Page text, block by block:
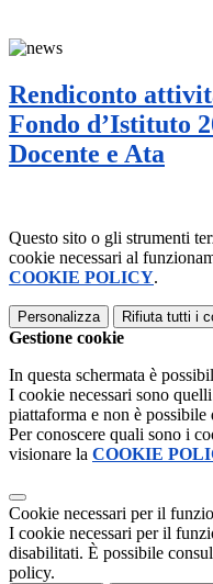
Rendiconto
Fondo d’Istituto
Docente e Ata
Questo sito o gli strumenti
cookie necessari al
COOKIE POLICY.
Personalizza Rifiuta tutti i
Gestione cookie
In questa schermata è
I cookie necessari sono
piattaforma e non è
Per conoscere quali sono i
visionare la COOKIE
Cookie necessari per il
I cookie necessari per il
disabilitati. È possibile
policy.